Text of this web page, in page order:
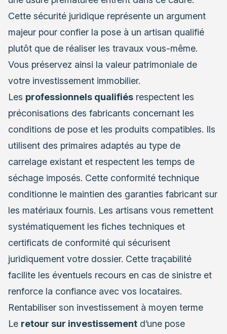
Cette sécurité juridique représente un argument
majeur pour confier la pose à un artisan qualifié
plutôt que de réaliser les travaux vous-même.
Vous préservez ainsi la valeur patrimoniale de
votre investissement immobilier.
Les professionnels qualifiés respectent les
préconisations des fabricants concernant les
conditions de pose et les produits compatibles. Ils
utilisent des primaires adaptés au type de
carrelage existant et respectent les temps de
séchage imposés. Cette conformité technique
conditionne le maintien des garanties fabricant sur
les matériaux fournis. Les artisans vous remettent
systématiquement les fiches techniques et
certificats de conformité qui sécurisent
juridiquement votre dossier. Cette traçabilité
facilite les éventuels recours en cas de sinistre et
renforce la confiance avec vos locataires.
Rentabiliser son investissement à moyen terme
Le retour sur investissement d’une pose